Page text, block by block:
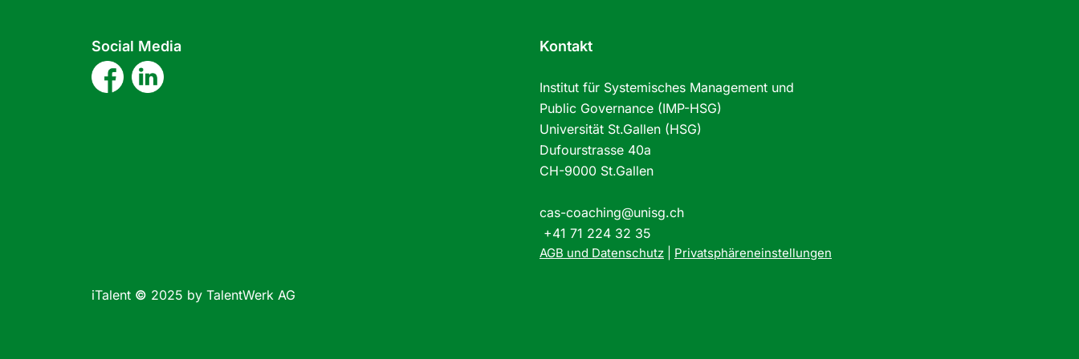
Social Media
iTalent © 2025 by TalentWerk AG
Kontakt
Institut für Systemisches Management und
Public Governance (IMP-HSG)
Universität St.Gallen (HSG)
Dufourstrasse 40a
CH-9000 St.Gallen
cas-coaching@unisg.ch
+41 71 224 32 35
AGB und Datenschutz Privatsphäreneinstellungen